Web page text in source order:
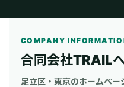
COMPANY
合同会社TRAIL
足立区・東京のホームペー